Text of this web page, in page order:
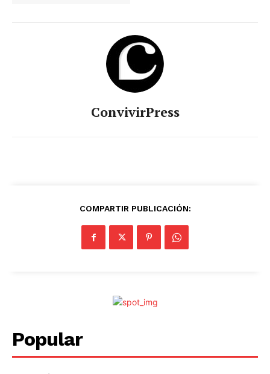
ConvivirPress
COMPARTIR PUBLICACIÓN:
Popular